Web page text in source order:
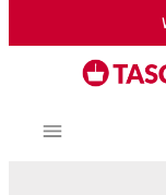
Zum Hauptinhalt